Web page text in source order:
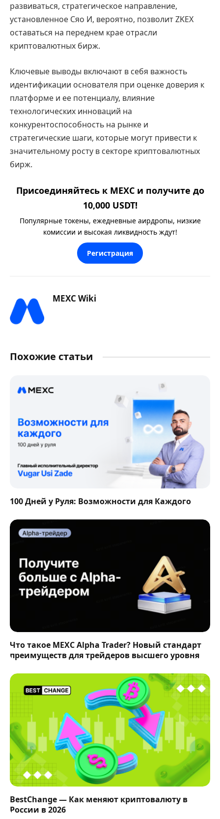
развиваться, стратегическое направление,
установленное Сяо И, вероятно, позволит ZKEX
оставаться на переднем крае отрасли
криптовалютных бирж.
Ключевые выводы включают в себя важность
идентификации основателя при оценке доверия к
платформе и ее потенциалу, влияние
технологических инноваций на
конкурентоспособность на рынке и
стратегические шаги, которые могут привести к
значительному росту в секторе криптовалютных
бирж.
Присоединяйтесь к MEXC и получите до
10,000 USDT!
Популярные токены, ежедневные аирдропы, низкие
комиссии и высокая ликвидность ждут!
Регистрация
MEXC Wiki
Похожие статьи
100 Дней у Руля: Возможности для Каждого
Что такое MEXC Alpha Trader? Новый стандарт
преимуществ для трейдеров высшего уровня
BestChange — Как меняют криптовалюту в
России в 2026